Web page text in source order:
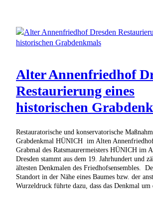
Alter Annenfriedhof
Restaurierung eines
historischen
Restauratorische und konservatorische
Grabdenkmal HÜNICH im Alten
Grabmal des Ratsmaurermeisters HÜNICH im
Dresden stammt aus dem 19. Jahrhundert und
ältesten Denkmalen des Friedhofsensembles.
Standort in der Nähe eines Baumes bzw. der
Wurzeldruck führte dazu, dass das Denkmal um